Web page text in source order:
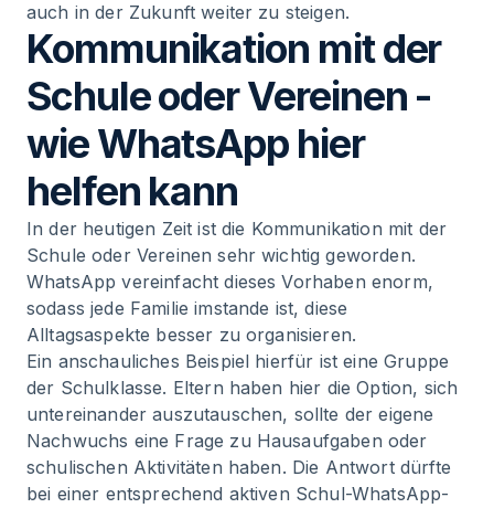
auch in der Zukunft weiter zu steigen.
Kommunikation mit der
Schule oder Vereinen -
wie WhatsApp hier
helfen kann
In der heutigen Zeit ist die Kommunikation mit der
Schule oder Vereinen sehr wichtig geworden.
WhatsApp vereinfacht dieses Vorhaben enorm,
sodass jede Familie imstande ist, diese
Alltagsaspekte besser zu organisieren.
Ein anschauliches Beispiel hierfür ist eine Gruppe
der Schulklasse. Eltern haben hier die Option, sich
untereinander auszutauschen, sollte der eigene
Nachwuchs eine Frage zu Hausaufgaben oder
schulischen Aktivitäten haben. Die Antwort dürfte
bei einer entsprechend aktiven Schul-WhatsApp-